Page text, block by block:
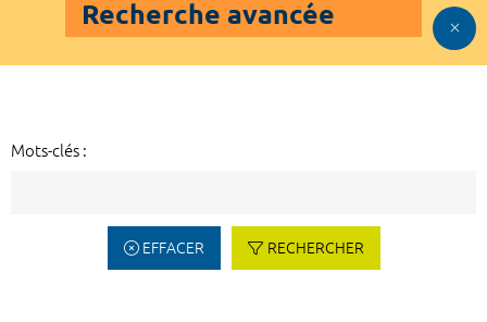
Recherche avancée
Mots-clés :
EFFACER RECHERCHER